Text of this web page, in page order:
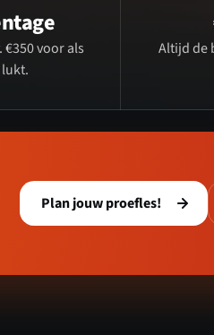
€350 voor als
Altijd de
Plan jouw proefles!